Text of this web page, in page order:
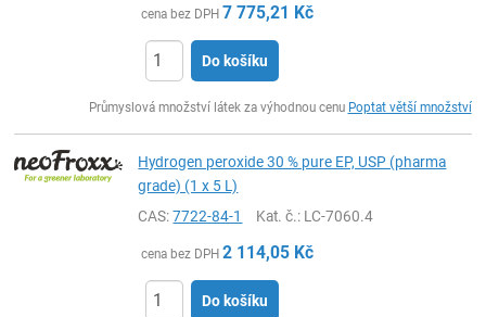
cena bez DPH 7 775,21 Kč
Do košíku
Průmyslová množství látek za výhodnou cenu Poptat větší množství
Hydrogen peroxide 30 % pure EP, USP (pharma
grade) (1 x 5 L)
CAS:7722-84-1 Kat. č.: LC-7060.4
cena bez DPH 2 114,05 Kč
Do košíku